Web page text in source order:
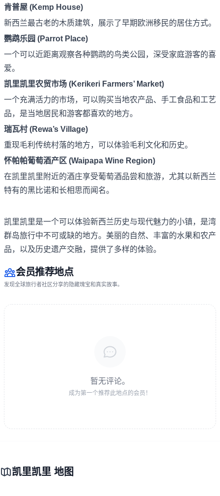
肯普屋 (Kemp House)
新西兰最古老的木质建筑，展示了早期欧洲移民的居住方式。
鹦鹉乐园 (Parrot Place)
一个可以近距离观察各种鹦鹉的鸟类公园，深受家庭游客的喜
爱。
凯里凯里农贸市场 (Kerikeri Farmers’ Market)
一个充满活力的市场，可以购买当地农产品、手工食品和工艺
品，是当地居民和游客都喜欢的地方。
瑞瓦村 (Rewa’s Village)
重现毛利传统村落的地方，可以体验毛利文化和历史。
怀帕帕葡萄酒产区 (Waipapa Wine Region)
在凯里凯里附近的酒庄享受葡萄酒品尝和旅游，尤其以新西兰
特有的黑比诺和长相思而闻名。
凯里凯里是一个可以体验新西兰历史与现代魅力的小镇，是湾
群岛旅行中不可或缺的地方。美丽的自然、丰富的水果和农产
品，以及历史遗产交融，提供了多样的体验。
会员推荐地点
发现全球旅行者社区分享的隐藏瑰宝和真实故事。
暂无评论。
成为第一个推荐此地点的会员！
凯里凯里 地图